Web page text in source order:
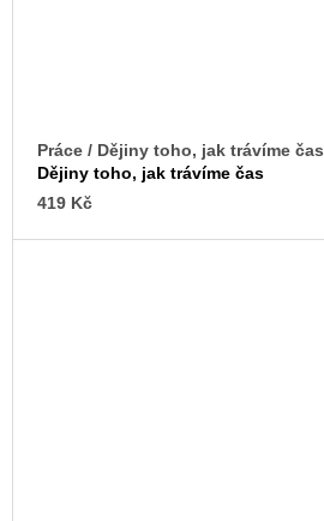
Práce / Dějiny toho, jak trávíme čas
Dějiny toho, jak trávíme čas
419 Kč